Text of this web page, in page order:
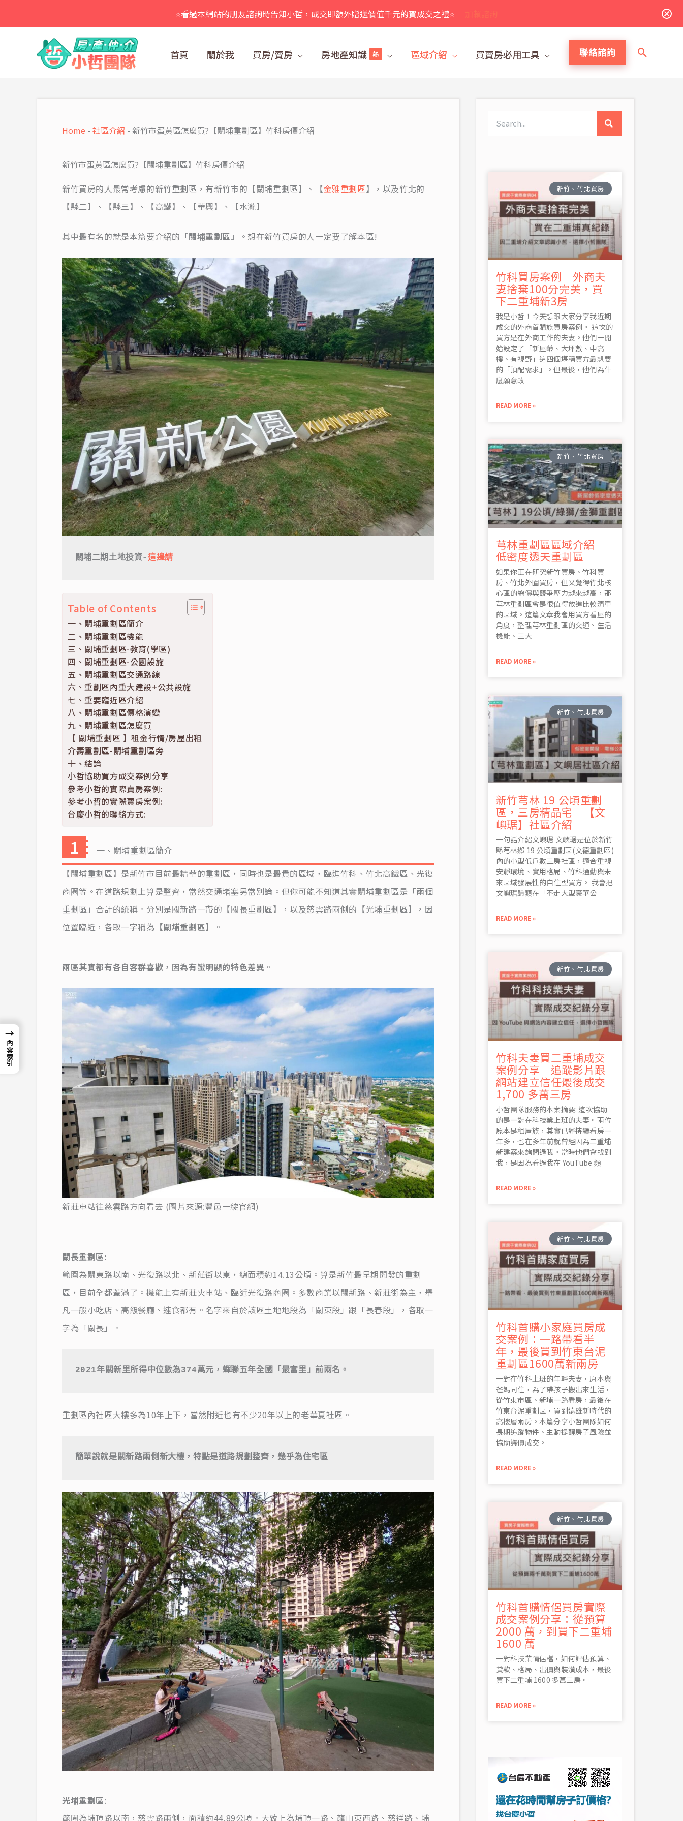
⭐看過本網站的朋友諮詢時告知小哲，成交即額外贈送價值千元的賀成交之禮⭐
主
首頁 關於我 買房/賣房 房地產知識 熱 區域介紹 買賣房必用工具 聯絡諮詢
搜
Home - 社區介紹 - 新竹市蛋黃區怎麼買?【關埔重劃區】竹科房價介紹
新竹市蛋黃區怎麼買?【關埔重劃區】竹科房價介紹
新竹買房的人最常考慮的新竹重劃區，有新竹市的【關埔重劃區】、【金雅重劃區】，以及竹北的
【縣二】、【縣三】、【高鐵】、【華興】、【水瀧】
其中最有名的就是本篇要介紹的 「關埔重劃區」 。想在新竹買房的人一定要了解本區!
關埔二期土地投資- 這邊請
Table of Contents
一、關埔重劃區簡介
二、關埔重劃區機能
三、關埔重劃區-教育(學區)
四、關埔重劃區-公園設施
五、關埔重劃區交通路線
六、重劃區內重大建設+公共設施
七、重要臨近區介紹
八、關埔重劃區價格演變
九、關埔重劃區怎麼買
【 關埔重劃區 】租金行情/房屋出租
介壽重劃區-關埔重劃區旁
十、結論
小哲協助買方成交案例分享
參考小哲的實際賣房案例:
參考小哲的實際賣房案例:
台慶小哲的聯絡方式:
一、關埔重劃區簡介
【關埔重劃區】是新竹市目前最精華的重劃區，同時也是最貴的區域，臨進竹科、竹北高鐵區、光復
商圈等。在道路規劃上算是整齊，當然交通堵塞另當別論。但你可能不知道其實關埔重劃區是「兩個
重劃區」合計的統稱。分別是關新路一帶的【關長重劃區】，以及慈雲路兩側的【光埔重劃區】，因
位置臨近，各取一字稱為 【關埔重劃區】 。
兩區其實都有各自客群喜歡，因為有蠻明顯的特色差異 。
新莊車站往慈雲路方向看去 (圖片來源:豐邑一綻官網)
關長重劃區:
範圍為關東路以南、光復路以北、新莊街以東，總面積約14.13公頃。算是新竹最早期開發的重劃
區，目前全都蓋滿了。機能上有新莊火車站、臨近光復路商圈。多數商業以關新路、新莊街為主，舉
凡一般小吃店、高級餐廳、速食都有。名字來自於該區土地地段為「關東段」跟「長春段」，各取一
字為「關長」。
2021年關新里所得中位數為374萬元，蟬聯五年全國「最富里」前兩名。
重劃區內社區大樓多為10年上下，當然附近也有不少20年以上的老華夏社區。
簡單說就是關新路兩側新大樓，特點是道路規劃整齊，幾乎為住宅區
光埔重劃區:
範圍為埔頂路以南，慈雲路兩側，面積約44.89公頃。大致上為埔頂一路、龍山東西路、慈祥路、埔
新竹、竹北買房
竹科買房案例｜外商夫
妻捨棄100分完美，買
下二重埔新3房
我是小哲！今天想跟大家分享我近期
成交的外商首購族買房案例。 這次的
買方是在外商工作的夫妻。他們一開
始設定了「新屋齡、大坪數、中高
樓、有視野」這四個堪稱買方最想要
的「頂配需求」。但最後，他們為什
麼願意改
READ MORE »
新竹、竹北買房
芎林重劃區區域介紹｜
低密度透天重劃區
如果你正在研究新竹買房、竹科買
房、竹北外圍買房，但又覺得竹北核
心區的總價與競爭壓力越來越高，那
芎林重劃區會是很值得放進比較清單
的區域。這篇文章我會用買方看屋的
角度，整理芎林重劃區的交通、生活
機能、三大
READ MORE »
新竹、竹北買房
新竹芎林 19 公頃重劃
區，三房精品宅｜【文
嶼琚】社區介紹
一句話介紹文嶼琚 文嶼琚是位於新竹
縣芎林鄉 19 公頃重劃區(文德重劃區)
內的小型低戶數三房社區，適合重視
安靜環境、實用格局、竹科通勤與未
來區域發展性的自住型買方。 我會把
文嶼琚歸類在「不走大型豪華公
READ MORE »
新竹、竹北買房
竹科夫妻買二重埔成交
案例分享｜追蹤影片跟
網站建立信任最後成交
1,700 多萬三房
小哲團隊服務的本案摘要: 這次協助
的是一對在科技業上班的夫妻。兩位
原本是租屋族，其實已經持續看房一
年多，也在多年前就曾經因為二重埔
新建案來詢問過我。當時他們會找到
我，是因為看過我在 YouTube 頻
READ MORE »
新竹、竹北買房
竹科首購小家庭買房成
交案例：一路帶看半
年，最後買到竹東台泥
重劃區1600萬新兩房
一對在竹科上班的年輕夫妻，原本與
爸媽同住，為了帶孩子搬出來生活，
從竹東市區、新埔一路看房，最後在
竹東台泥重劃區，買到遠雄新時代的
高樓層兩房。本篇分享小哲團隊如何
長期追蹤物件、主動提醒房子風險並
協助議價成交。
READ MORE »
新竹、竹北買房
竹科首購情侶買房實際
成交案例分享：從預算
2000 萬，到買下二重埔
1600 萬
一對科技業情侶檔，如何評估預算、
貸款、格局、出價與裝潢成本，最後
買下二重埔 1600 多萬三房。
READ MORE »
→
內容索引